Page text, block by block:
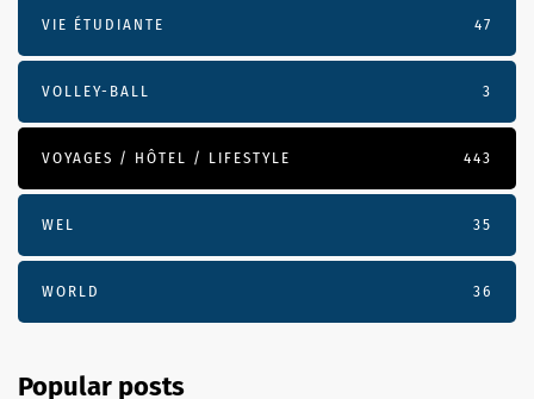
VIE ÉTUDIANTE 47
VOLLEY-BALL 3
VOYAGES / HÔTEL / LIFESTYLE 443
WEL 35
WORLD 36
Popular posts